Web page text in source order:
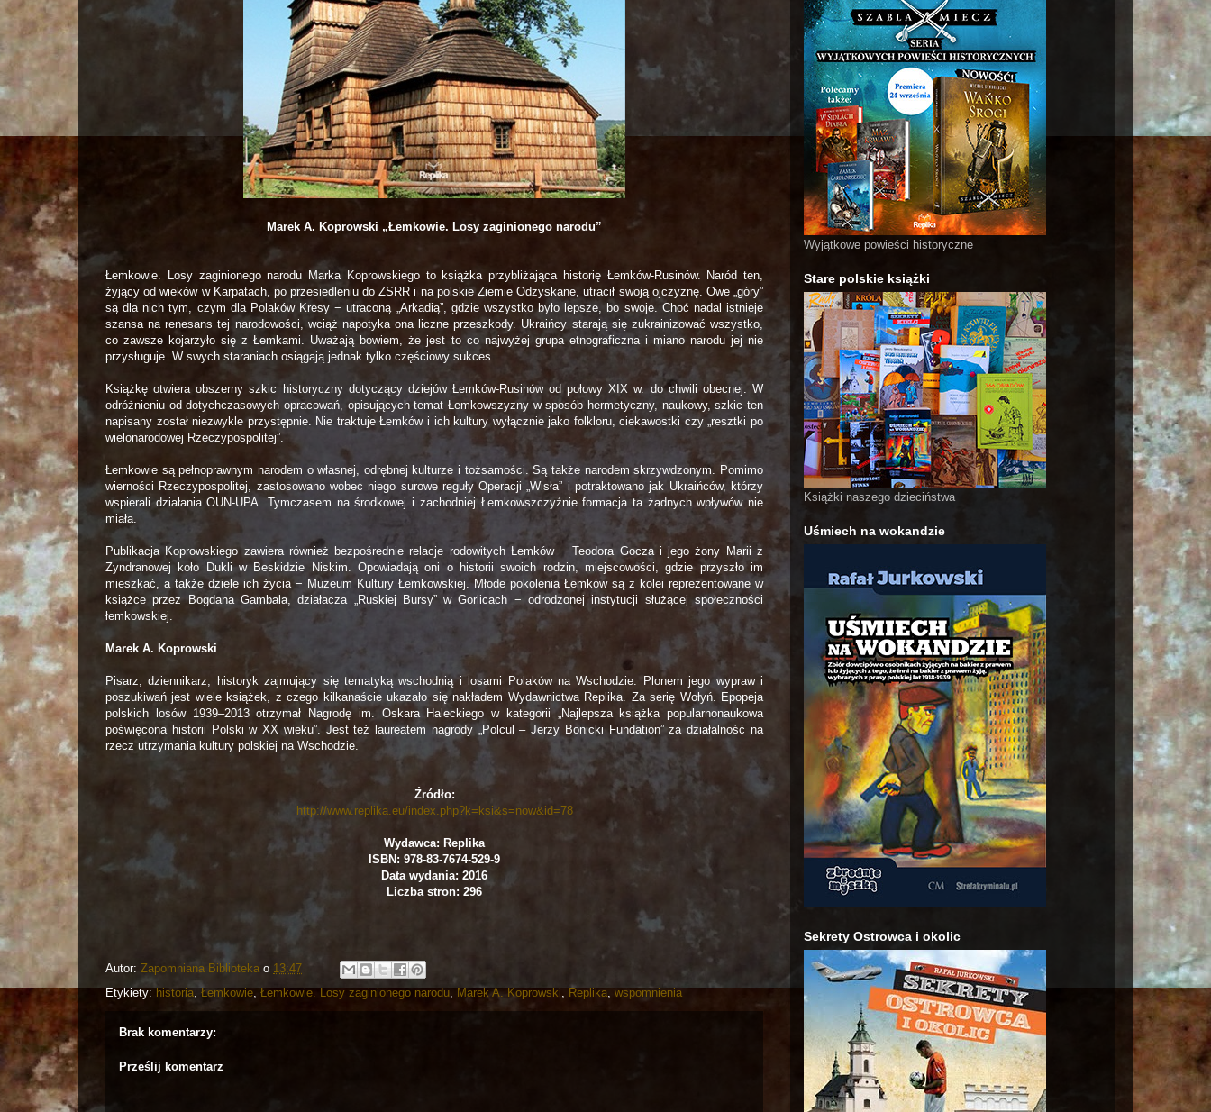
Marek A. Koprowski „Łemkowie. Losy zaginionego narodu”
Łemkowie. Losy zaginionego narodu Marka Koprowskiego to książka przybliżająca historię Łemków-Rusinów. Naród ten,
żyjący od wieków w Karpatach, po przesiedleniu do ZSRR i na polskie Ziemie Odzyskane, utracił swoją ojczyznę. Owe „góry”
są dla nich tym, czym dla Polaków Kresy − utraconą „Arkadią”, gdzie wszystko było lepsze, bo swoje. Choć nadal istnieje
szansa na renesans tej narodowości, wciąż napotyka ona liczne przeszkody. Ukraińcy starają się zukrainizować wszystko,
co zawsze kojarzyło się z Łemkami. Uważają bowiem, że jest to co najwyżej grupa etnograficzna i miano narodu jej nie
przysługuje. W swych staraniach osiągają jednak tylko częściowy sukces.
Książkę otwiera obszerny szkic historyczny dotyczący dziejów Łemków-Rusinów od połowy XIX w. do chwili obecnej. W
odróżnieniu od dotychczasowych opracowań, opisujących temat Łemkowszyzny w sposób hermetyczny, naukowy, szkic ten
napisany został niezwykle przystępnie. Nie traktuje Łemków i ich kultury wyłącznie jako folkloru, ciekawostki czy „resztki po
wielonarodowej Rzeczypospolitej”.
Łemkowie są pełnoprawnym narodem o własnej, odrębnej kulturze i tożsamości. Są także narodem skrzywdzonym. Pomimo
wierności Rzeczypospolitej, zastosowano wobec niego surowe reguły Operacji „Wisła” i potraktowano jak Ukraińców, którzy
wspierali działania OUN-UPA. Tymczasem na środkowej i zachodniej Łemkowszczyźnie formacja ta żadnych wpływów nie
miała.
Publikacja Koprowskiego zawiera również bezpośrednie relacje rodowitych Łemków − Teodora Gocza i jego żony Marii z
Zyndranowej koło Dukli w Beskidzie Niskim. Opowiadają oni o historii swoich rodzin, miejscowości, gdzie przyszło im
mieszkać, a także dziele ich życia − Muzeum Kultury Łemkowskiej. Młode pokolenia Łemków są z kolei reprezentowane w
książce przez Bogdana Gambala, działacza „Ruskiej Bursy” w Gorlicach − odrodzonej instytucji służącej społeczności
łemkowskiej.
Marek A. Koprowski
Pisarz, dziennikarz, historyk zajmujący się tematyką wschodnią i losami Polaków na Wschodzie. Plonem jego wypraw i
poszukiwań jest wiele książek, z czego kilkanaście ukazało się nakładem Wydawnictwa Replika. Za serię Wołyń. Epopeja
polskich losów 1939–2013 otrzymał Nagrodę im. Oskara Haleckiego w kategorii „Najlepsza książka popularnonaukowa
poświęcona historii Polski w XX wieku”. Jest też laureatem nagrody „Polcul – Jerzy Bonicki Fundation” za działalność na
rzecz utrzymania kultury polskiej na Wschodzie.
Źródło:
http://www.replika.eu/index.php?k=ksi&s=now&id=78
Wydawca: Replika
ISBN: 978-83-7674-529-9
Data wydania: 2016
Liczba stron: 296
Autor: Zapomniana Biblioteka o 13:47
Etykiety: historia, Łemkowie, Łemkowie. Losy zaginionego narodu, Marek A. Koprowski, Replika, wspomnienia
Brak komentarzy:
Prześlij komentarz
Wyjątkowe powieści historyczne
Stare polskie książki
Książki naszego dzieciństwa
Uśmiech na wokandzie
Sekrety Ostrowca i okolic